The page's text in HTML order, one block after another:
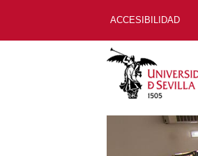
ACCESIBILIDAD